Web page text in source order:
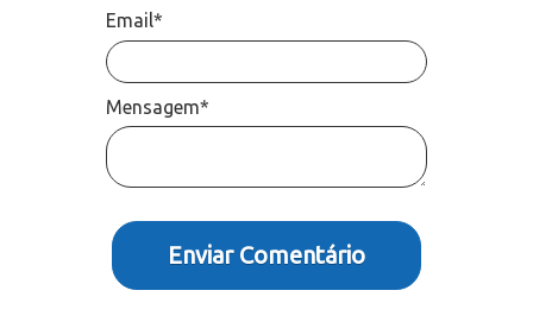
Email*
Mensagem*
Enviar Comentário